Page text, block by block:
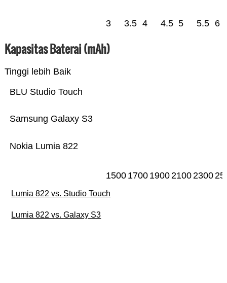
3 3.5 4 4.5 5 5.5 6
Kapasitas Baterai (mAh)
Tinggi lebih Baik
Nokia Lumia 822
Samsung Galaxy S3
BLU Studio Touch
1500 1700 190021002300
Lumia 822 vs. Studio Touch
Lumia 822 vs. Galaxy S3